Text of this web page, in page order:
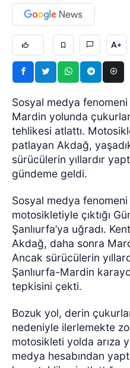
A+
Sosyal medya
Mardin yolunda
tehlikesi atlattı.
patlayan Akdağ,
sürücülerin yıllardır
gündeme geldi.
Sosyal medya
motosikletiyle çıktığı
Şanlıurfa’ya uğradı.
Akdağ, daha sonra
Ancak sürücülerin
Şanlıurfa-Mardin
tepkisini çekti.
Bozuk yol, derin
nedeniyle ilerlemekte
motosikleti yolda arıza
medya hesabından